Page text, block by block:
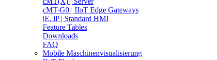
cMT-G0 | IIoT Edge Gateways
iE, iP | Standard HMI
Feature Tables
Downloads
FAQ
Mobile Maschinenvisualisierung